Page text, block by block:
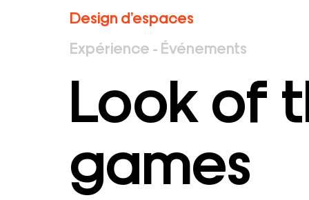
Design d’espaces
Expérience - Événements
Look of
games